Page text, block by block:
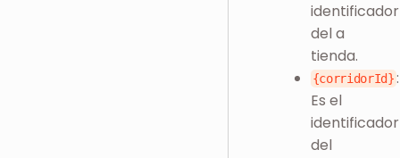
identificador
del a
tienda.
{corridorId}:
Es el
identificador
del